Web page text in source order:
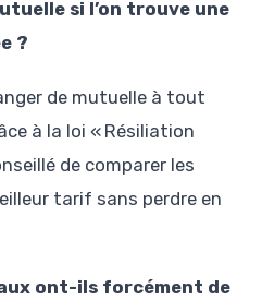
si l’on trouve une
?
de mutuelle à tout
à la loi « Résiliation
de comparer les
tarif sans perdre en
ont-ils forcément de